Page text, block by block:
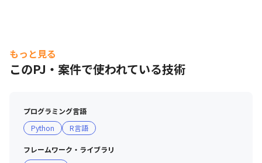
もっと見る
このPJ・案件で使われている技術
プログラミング言語
Python
R言語
フレームワーク・ライブラリ